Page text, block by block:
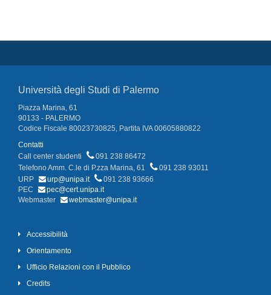
Università degli Studi di Palermo
Piazza Marina, 61
90133 - PALERMO
Codice Fiscale 80023730825, Partita IVA 00605880822
Contatti
Call center studenti
091 238 86472
Telefono Amm. C.le di P.zza Marina, 61
091 238 93011
URP
urp@unipa.it
091 238 93666
PEC
pec@cert.unipa.it
Webmaster
webmaster@unipa.it
Accessibilità
Orientamento
Ufficio Relazioni con il Pubblico
Credits